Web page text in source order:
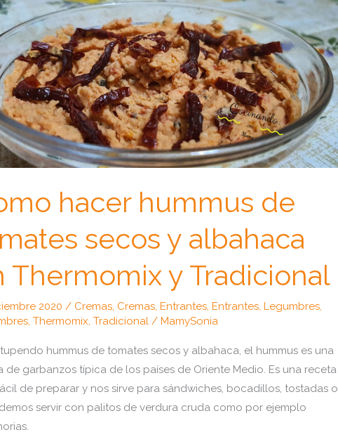
hacer hummus de
secos y albahaca
Thermomix y Tradicional
2020/ Cremas, Cremas,Entrantes,Entrantes,Legumbres,
,Thermomix,Tradicional /MamySonia
hummus de tomates secos y albahaca, el hummus es una
de garbanzos típica de los países de Oriente Medio. Es una receta
de preparar y nos sirve para sándwiches, bocadillos, tostadas o
servir con palitos de verdura cruda como por ejemplo